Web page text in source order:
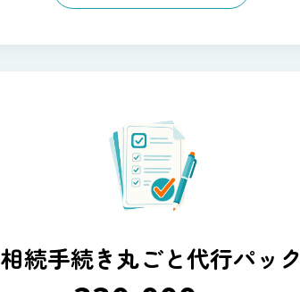
相続手続き丸ごと代行パック